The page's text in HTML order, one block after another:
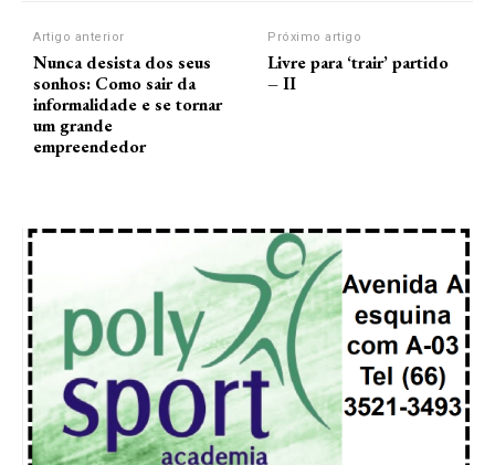
Artigo anterior
Nunca desista dos seus
sonhos: Como sair da
informalidade e se tornar
um grande
empreendedor
Próximo artigo
Livre para ‘trair’ partido
– II